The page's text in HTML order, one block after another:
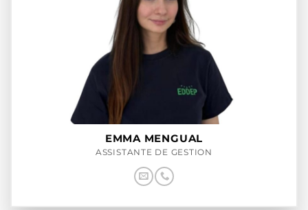
EMMA MENGUAL
ASSISTANTE DE GESTION